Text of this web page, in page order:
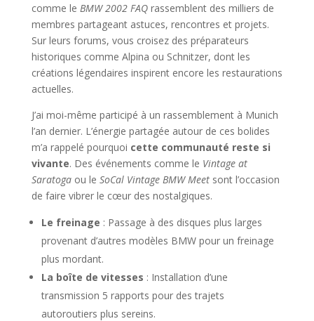
comme le BMW 2002 FAQrassemblent des milliers de
membres partageant astuces, rencontres et projets.
Sur leurs forums, vous croisez des préparateurs
historiques comme Alpina ou Schnitzer, dont les
créations légendaires inspirent encore les restaurations
actuelles.
J’ai moi-même participé à un rassemblement à Munich
l’an dernier. L’énergie partagée autour de ces bolides
m’a rappelé pourquoi cette communauté reste si
vivante. Des événements comme le Vintage at
Saratogaou le SoCal Vintage BMW Meetsont l’occasion
de faire vibrer le cœur des nostalgiques.
Le freinage : Passage à des disques plus larges
provenant d’autres modèles BMW pour un freinage
plus mordant.
La boîte de vitesses : Installation d’une
transmission 5 rapports pour des trajets
autoroutiers plus sereins.